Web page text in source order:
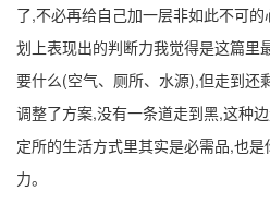
了,不必再给自己加一层非如此不可
划上表现出的判断力我觉得是这篇里
要什么(空气、厕所、水源),但走到还
调整了方案,没有一条道走到黑,这种
定所的生活方式里其实是必需品,也
力。